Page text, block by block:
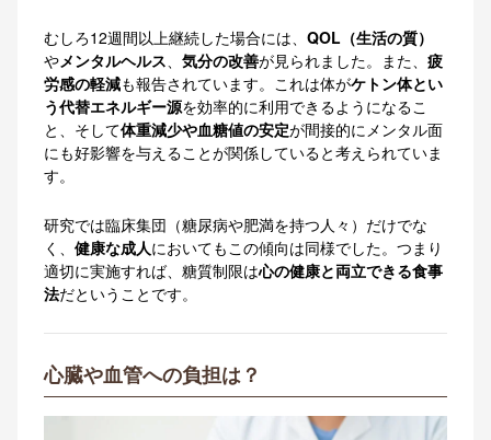
むしろ12週間以上継続した場合には、 QOL（生活の質）
やメンタルヘルス 気分の改善が見られました。また、 疲
労感の軽減も報告されています。これは体がケトン体とい
う代替エネルギー源を効率的に利用できるようになるこ
と、そして体重減少や血糖値の安定が間接的にメンタル面
にも好影響を与えることが関係していると考えられていま
す。
研究では臨床集団（糖尿病や肥満を持つ人々）だけでな
く、 健康な成人においてもこの傾向は同様でした。つまり
適切に実施すれば、糖質制限は心の健康と両立できる食事
法だということです。
心臓や血管への負担は？